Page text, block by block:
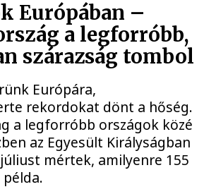
Európában –
a legforróbb,
szárazság tombol
Európára,
rekordokat dönt a hőség.
a legforróbb országok közé
az Egyesült Királyságban
mértek, amilyenre 155